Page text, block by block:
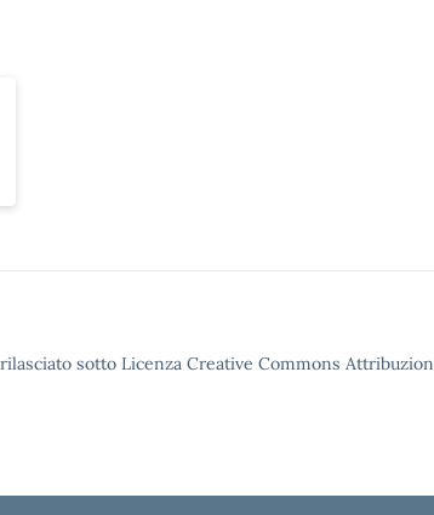
sotto Licenza Creative Commons